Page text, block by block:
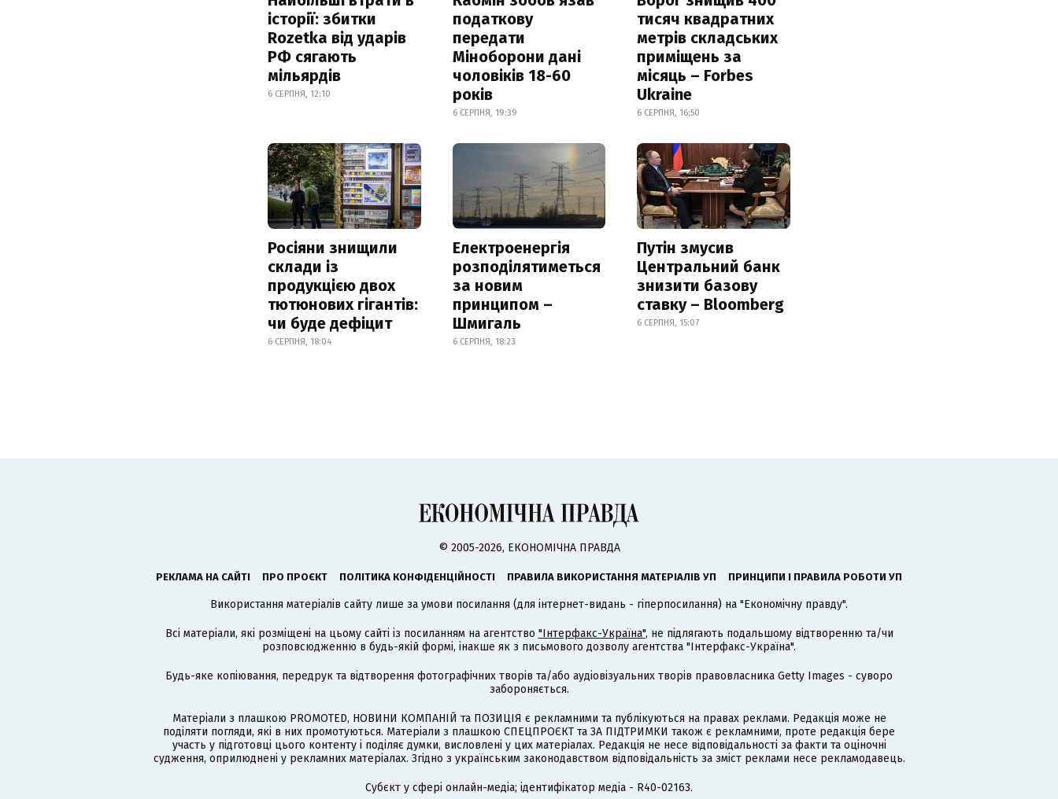
історії: збитки
Rozetka від ударів
РФ сягають
мільярдів
6 СЕРПНЯ, 12:10
податкову
передати
Міноборони дані
чоловіків 18-60
років
6 СЕРПНЯ, 19:39
тисяч квадратних
метрів складських
приміщень за
місяць – Forbes
Ukraine
6 СЕРПНЯ, 16:50
Росіяни знищили
склади із
продукцією двох
тютюнових гігантів:
чи буде дефіцит
6 СЕРПНЯ, 18:04
Електроенергія
розподілятиметься
за новим
принципом –
Шмигаль
6 СЕРПНЯ, 18:23
Путін змусив
Центральний банк
знизити базову
ставку – Bloomberg
6 СЕРПНЯ, 15:07
© 2005-2026, ЕКОНОМІЧНА ПРАВДА
РЕКЛАМА НА САЙТІ ПРО ПРОЄКТ ПОЛІТИКА КОНФІДЕНЦІЙНОСТІ ПРАВИЛА ВИКОРИСТАННЯ МАТЕРІАЛІВ УП ПРИНЦИПИ І ПРАВИЛА РОБОТИ УП
Використання матеріалів сайту лише за умови посилання (для інтернет-видань - гіперпосилання) на "Економічну правду".
Всі матеріали, які розміщені на цьому сайті із посиланням на агентство "Інтерфакс-Україна", не підлягають подальшому відтворенню та/чи
розповсюдженню в будь-якій формі, інакше як з письмового дозволу агентства "Інтерфакс-Україна".
Будь-яке копіювання, передрук та відтворення фотографічних творів та/або аудіовізуальних творів правовласника Getty Images - суворо
забороняється.
Матеріали з плашкою PROMOTED, НОВИНИ КОМПАНІЙ та ПОЗИЦІЯ є рекламними та публікуються на правах реклами. Редакція може не
поділяти погляди, які в них промотуються. Матеріали з плашкою СПЕЦПРОЄКТ та ЗА ПІДТРИМКИ також є рекламними, проте редакція бере
участь у підготовці цього контенту і поділяє думки, висловлені у цих матеріалах. Редакція не несе відповідальності за факти та оціночні
судження, оприлюднені у рекламних матеріалах. Згідно з українським законодавством відповідальність за зміст реклами несе рекламодавець.
Cубєкт у сфері онлайн-медіа; ідентифікатор медіа - R40-02163.